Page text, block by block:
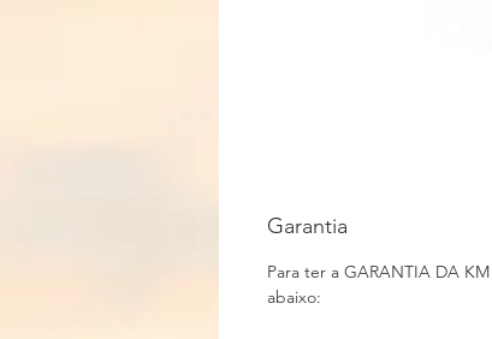
Garantia
Para ter a GARANTIA DA
abaixo: